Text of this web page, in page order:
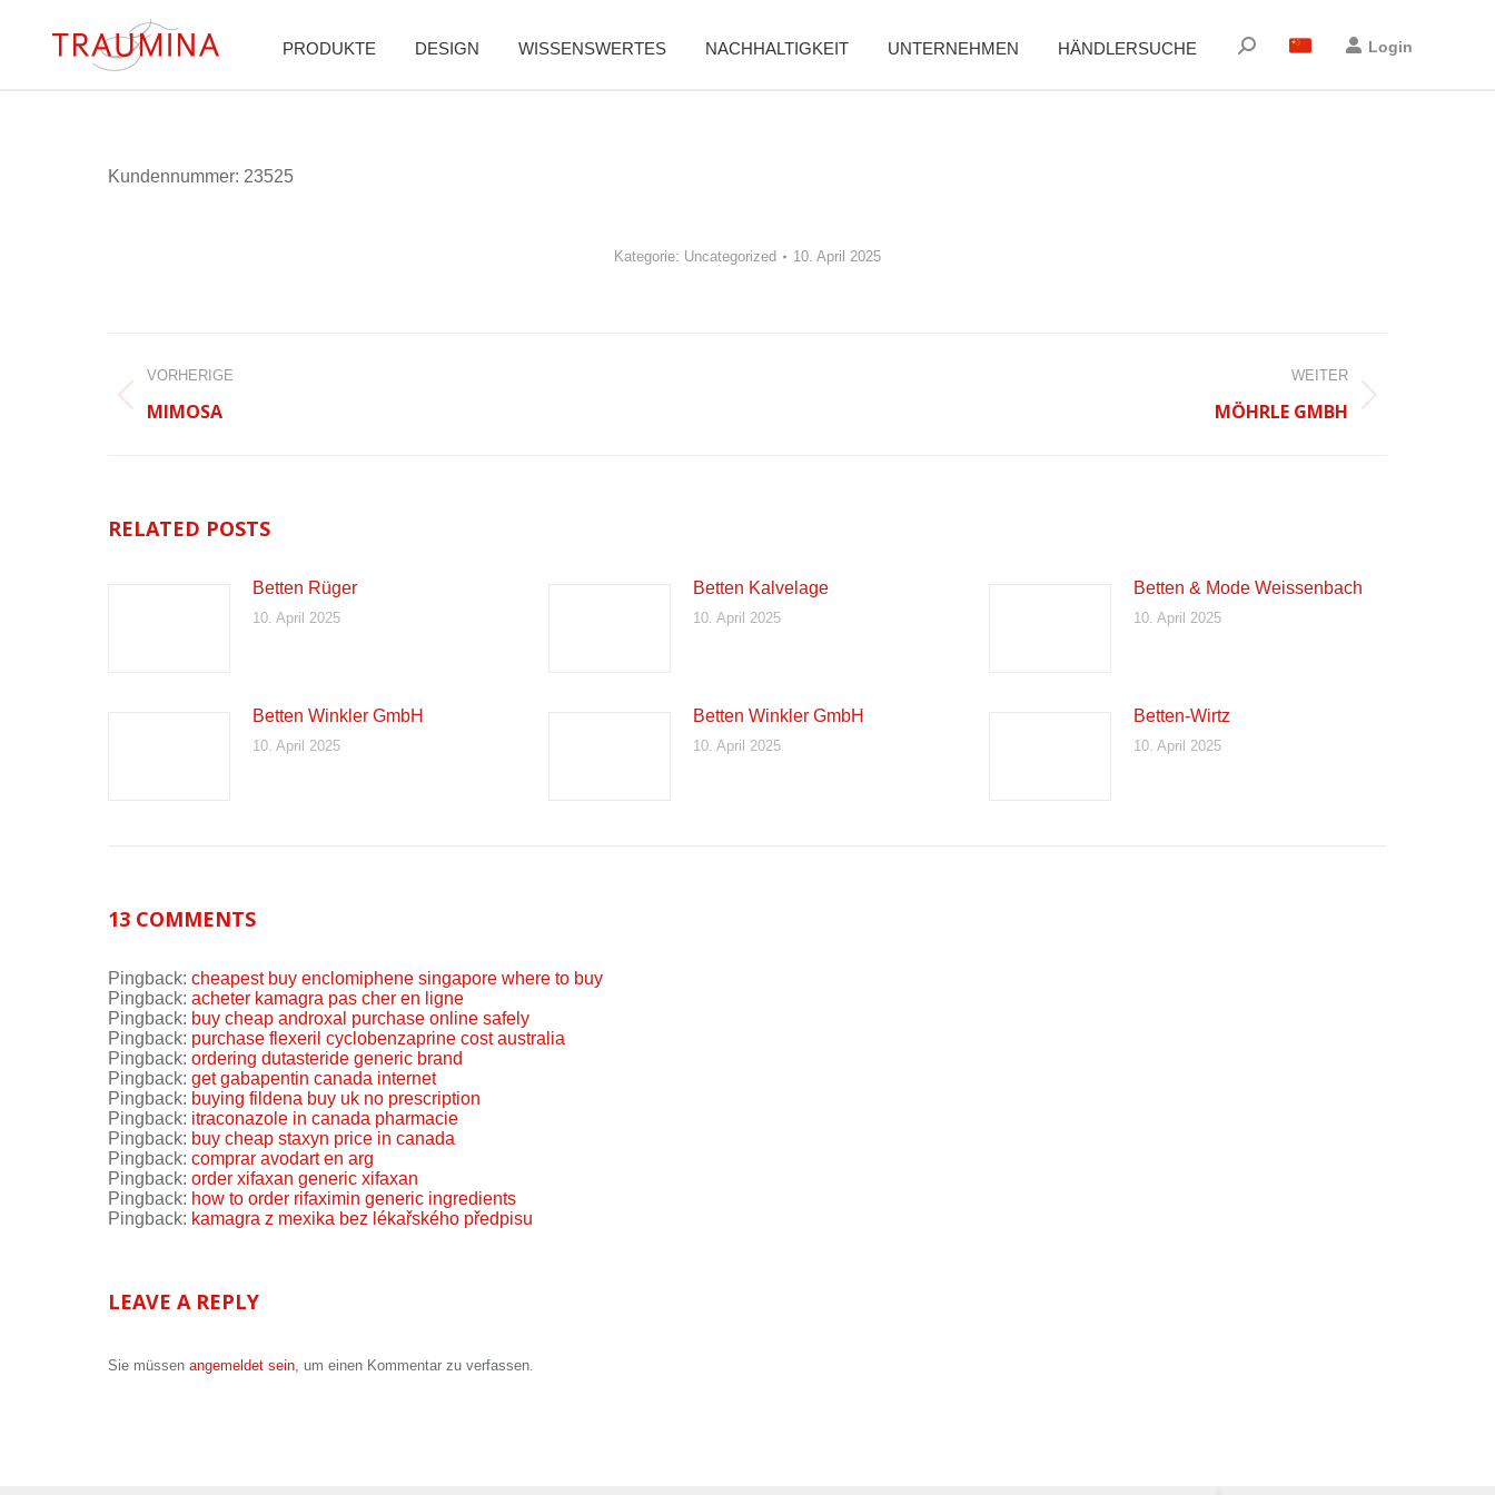
PRODUKTE DESIGN WISSENSWERTES NACHHALTIGKEIT UNTERNEHMEN HÄNDLERSUCHE Suchen: Login
Kun­den­num­mer: 23525
Kategorie: Uncategorized 10. April 2025
VORHERIGE
Vorheriger
Beitrag:
MIMOSA
WEITER
MÖHRLE GMBH
RELATED POSTS
Betten Rüger
10. April 2025
Betten Kalvelage
10. April 2025
Betten & Mode Weissenbach
10. April 2025
Betten Winkler GmbH
10. April 2025
Betten Winkler GmbH
10. April 2025
Betten-Wirtz
10. April 2025
13 COMMENTS
Pingback: cheapest buy enclomiphene singapore where to buy
Pingback: acheter kamagra pas cher en ligne
Pingback: buy cheap androxal purchase online safely
Pingback: purchase flexeril cyclobenzaprine cost australia
Pingback: ordering dutasteride generic brand
Pingback: get gabapentin canada internet
Pingback: buying fildena buy uk no prescription
Pingback: itraconazole in canada pharmacie
Pingback: buy cheap staxyn price in canada
Pingback: comprar avodart en arg
Pingback: order xifaxan generic xifaxan
Pingback: how to order rifaximin generic ingredients
Pingback: kamagra z mexika bez lékařského předpisu
LEAVE A REPLY
Sie müssen angemeldet sein, um einen Kommentar zu verfassen.